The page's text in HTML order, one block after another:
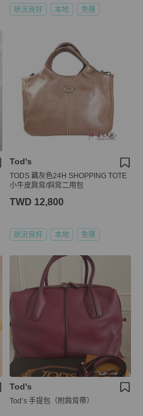
狀況良好 本地 免運
Tod's
TODS 藕灰色24H SHOPPING TOTE
小牛皮肩背/斜背二用包
TWD 12,800
狀況良好 本地 免運
Tod's
Tod’s 手提包（附肩背帶）